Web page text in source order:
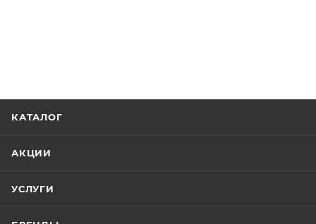
КАТАЛОГ
АКЦИИ
УСЛУГИ